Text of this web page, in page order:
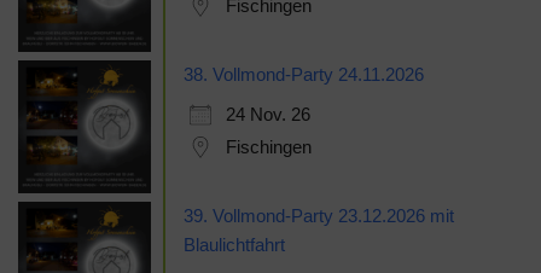
Fischingen
38. Vollmond-Party 24.11.2026
24 Nov. 26
Fischingen
39. Vollmond-Party 23.12.2026 mit
Blaulichtfahrt